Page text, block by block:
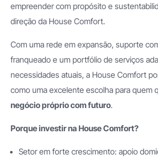
empreender com propósito e
direção da House Comfort.
Com uma rede em expansão, suporte
franqueado e um portfólio de serviços
necessidades atuais, a House Comfort
como uma excelente escolha para quem
negócio próprio com futuro.
Porque investir na House Comfort?
Setor em forte crescimento: apoio